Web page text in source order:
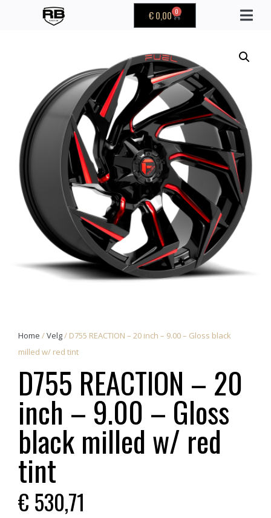
€0,00 0
Home /Velg/ D755 REACTION – 20 inch – 9.00 – Gloss black
milled w/ red tint
D755 REACTION – 20
inch – 9.00 – Gloss
black milled w/ red
tint
€ 530,71